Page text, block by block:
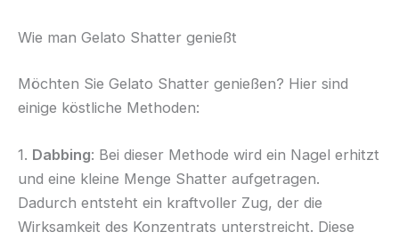
Wie man Gelato Shatter genießt
Möchten Sie Gelato Shatter genießen? Hier sind
einige köstliche Methoden:
1. Dabbing: Bei dieser Methode wird ein Nagel erhitzt
und eine kleine Menge Shatter aufgetragen.
Dadurch entsteht ein kraftvoller Zug, der die
Wirksamkeit des Konzentrats unterstreicht. Diese